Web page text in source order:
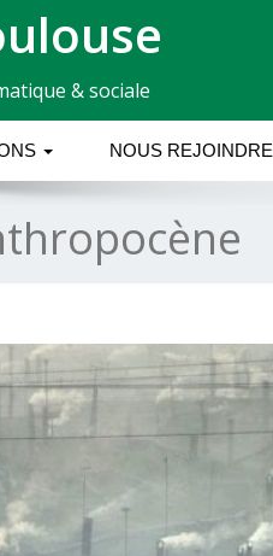
& sociale
NOUS REJOINDRE